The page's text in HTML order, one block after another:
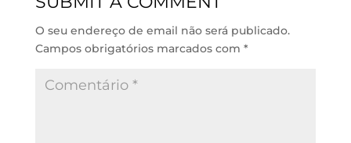
I
p
o
O seu endereço de email não será publicado.
Campos obrigatórios marcados com *